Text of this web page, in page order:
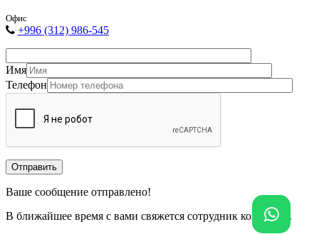
Офис
+996 (312) 986-545
Имя
Телефон
Отправить
Ваше сообщение отправлено!
В ближайшее время с вами свяжется сотрудник компании.